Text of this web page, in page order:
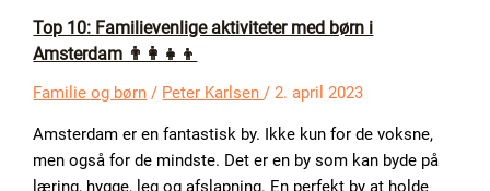
Top 10: Familievenlige aktiviteter med børn i
Amsterdam 👨‍👩‍👧‍👦
Familie og børn / Peter Karlsen/2. april 2023
Amsterdam er en fantastisk by. Ikke kun for de voksne,
men også for de mindste. Det er en by som kan byde på
læring, hygge, leg og afslapning. En perfekt by at holde